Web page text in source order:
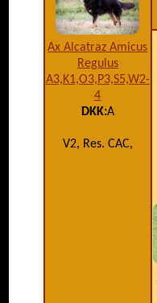
Ax Alcatraz Amicus
Regulus
A3,K1,O3,P3,S5,W2-
4
DKK:A
V2, Res. CAC,